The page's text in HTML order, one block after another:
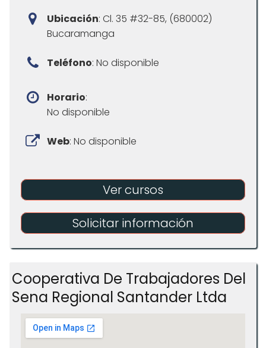
Ubicación: Cl. 35 #32-85, (680002)
Bucaramanga
Teléfono: No disponible
Horario:
No disponible
Web: No disponible
Ver cursos
Solicitar información
Cooperativa De Trabajadores Del
Sena Regional Santander Ltda